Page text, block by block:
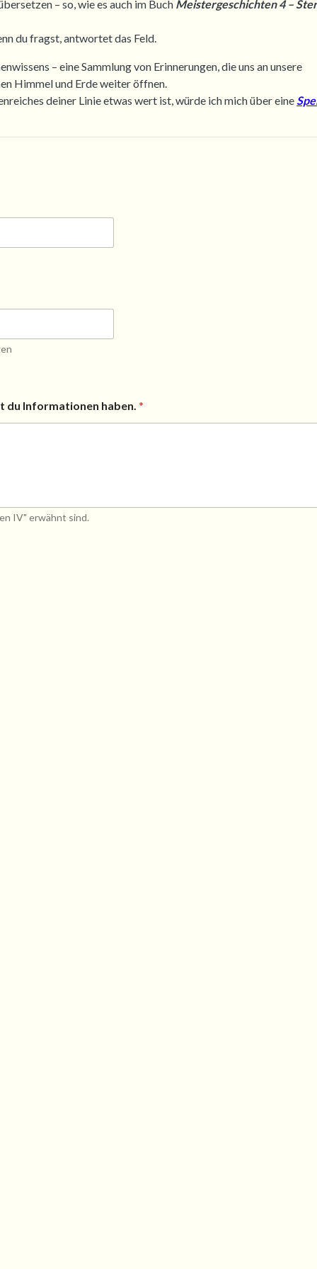
– so, wie es auch im Buch Meistergeschichten 4 –
du fragst, antwortet das Feld.
– eine Sammlung von Erinnerungen, die uns an unsere
Himmel und Erde weiter öffnen.
deiner Linie etwas wert ist, würde ich mich über eine
du Informationen haben.*
IV" erwähnt sind.